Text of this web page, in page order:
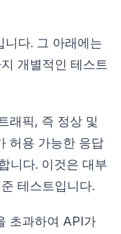
다. 그 아래에는
개별적인 테스트
래픽, 즉 정상 및
허용 가능한 응답
니다. 이것은 대부
테스트입니다.
초과하여 API가